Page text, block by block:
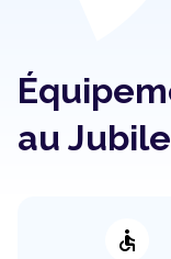
au
accessible